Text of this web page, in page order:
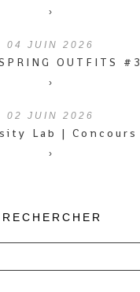
›
04 JUIN 2026
OUTFITS #3
›
02 JUIN 2026
Lab | Concours
›
RECHERCHER